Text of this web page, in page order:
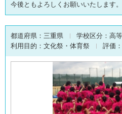
今後ともよろしくお願いいたします。
都道府県： 三重県 学校区分： 高
利用目的： 文化祭・体育祭 評価：